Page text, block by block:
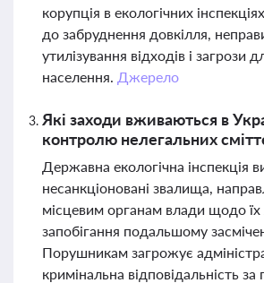
корупція в екологічних
до забруднення довкілля,
утилізування відходів і загрози
населення. Джерело
Які заходи вживаються в
контролю нелегальних
Державна екологічна інспекція
несанкціоновані звалища,
місцевим органам влади щодо їх
запобігання подальшому
Порушникам загрожує
кримінальна відповідальність